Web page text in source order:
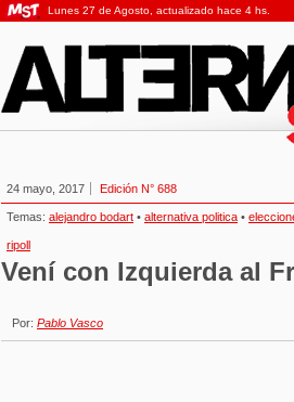
Lunes 27 de Agosto, actualizado hace 4 hs.
24 mayo, 2017 Edición N° 688
Temas: alejandro bodart • alternativa politica •
ripoll
Vení con Izquierda al
Por: Pablo Vasco